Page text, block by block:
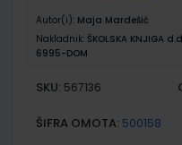
Autor(i): Maja Mardešić
Nakladnik: ŠKOLSKA KNJIGA
6995-DOM
SKU: 567136
ŠIFRA OMOTA: 500158